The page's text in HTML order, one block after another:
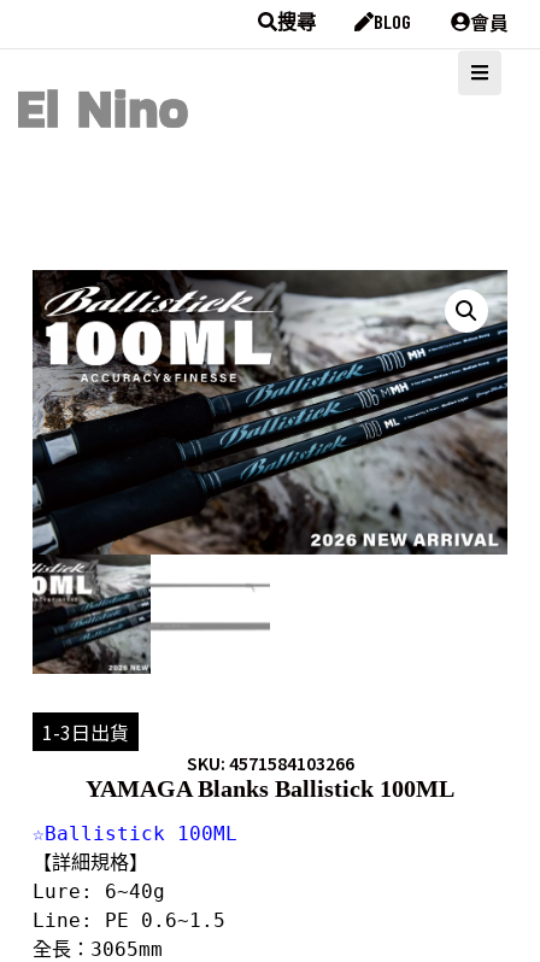
搜尋 BLOG 會員
1-3日出貨
SKU: 4571584103266
YAMAGA Blanks Ballistick 100ML
【詳細規格】
Lure: 6~40g
Line: PE 0.6~1.5
全長：3065mm